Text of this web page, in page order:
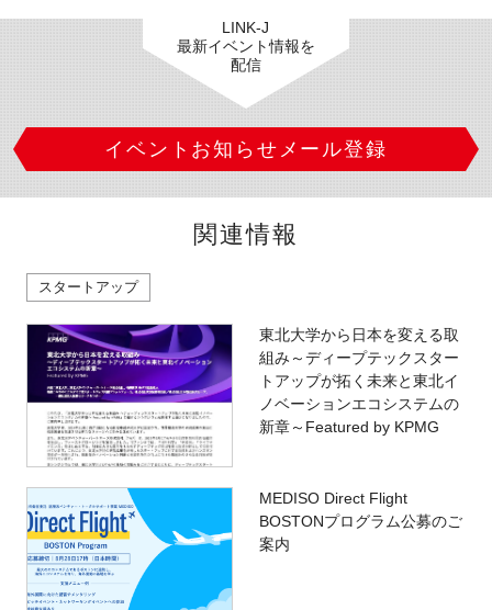
LINK-J
最新イベント情報を
配信
イベントお知らせメール登録
関連情報
スタートアップ
東北大学から日本を変える取
組み～ディープテックスター
トアップが拓く未来と東北イ
ノベーションエコシステムの
新章～Featured by KPMG
MEDISO Direct Flight
BOSTONプログラム公募のご
案内